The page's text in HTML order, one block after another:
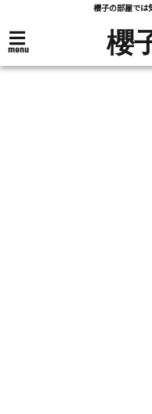
櫻子の部屋では
menu 櫻